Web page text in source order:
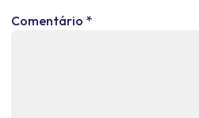
Comentário *